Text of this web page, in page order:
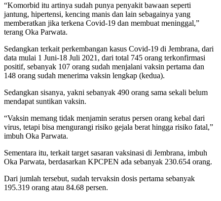
“Komorbid itu artinya sudah punya penyakit bawaan seperti
jantung, hipertensi, kencing manis dan lain sebagainya yang
memberatkan jika terkena Covid-19 dan membuat meninggal,”
terang Oka Parwata.
Sedangkan terkait perkembangan kasus Covid-19 di Jembrana, dari
data mulai 1 Juni-18 Juli 2021, dari total 745 orang terkonfirmasi
positif, sebanyak 107 orang sudah menjalani vaksin pertama dan
148 orang sudah menerima vaksin lengkap (kedua).
Sedangkan sisanya, yakni sebanyak 490 orang sama sekali belum
mendapat suntikan vaksin.
“Vaksin memang tidak menjamin seratus persen orang kebal dari
virus, tetapi bisa mengurangi risiko gejala berat hingga risiko fatal,”
imbuh Oka Parwata.
Sementara itu, terkait target sasaran vaksinasi di Jembrana, imbuh
Oka Parwata, berdasarkan KPCPEN ada sebanyak 230.654 orang.
Dari jumlah tersebut, sudah tervaksin dosis pertama sebanyak
195.319 orang atau 84.68 persen.